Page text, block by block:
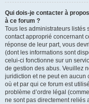
Qui dois-je contacter à
à ce forum ?
Tous les administrateurs listés
contact approprié concernant
réponse de leur part, vous
(dont les informations sont
celui-ci fonctionne sur un
de gestion des abus. Veuillez
juridiction et ne peut en aucun
où et par qui ce forum est
problème d’ordre légal
ne sont pas directement reliés